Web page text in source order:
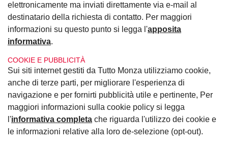
elettronicamente ma inviati direttamente via e-mail al
destinatario della richiesta di contatto. Per maggiori
informazioni su questo punto si legga l'apposita
informativa.
COOKIE E PUBBLICITÀ
Sui siti internet gestiti da Tutto Monza utilizziamo cookie,
anche di terze parti, per migliorare l'esperienza di
navigazione e per fornirti pubblicità utile e pertinente, Per
maggiori informazioni sulla cookie policy si legga
l'informativa completa che riguarda l'utilizzo dei cookie e
le informazioni relative alla loro de-selezione (opt-out).